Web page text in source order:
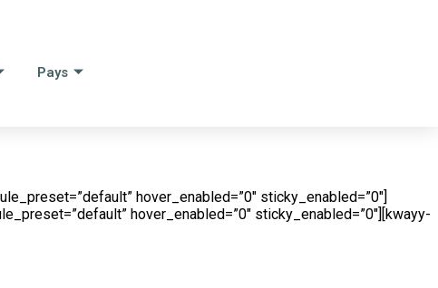
Pays
hover_enabled=”0″ sticky_enabled=”0″]
hover_enabled=”0″ sticky_enabled=”0″][kwayy-